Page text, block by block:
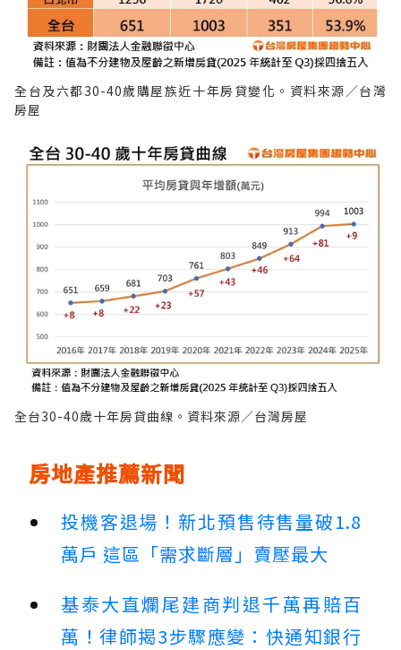
全台及六都30-40歲購屋族近十年房貸變化。資料來源／台灣
房屋
全台30-40歲十年房貸曲線。資料來源／台灣房屋
房地產推薦新聞
投機客退場！新北預售待售量破1.8
萬戶 這區「需求斷層」賣壓最大
基泰大直爛尾建商判退千萬再賠百
萬！律師揭3步驟應變：快通知銀行